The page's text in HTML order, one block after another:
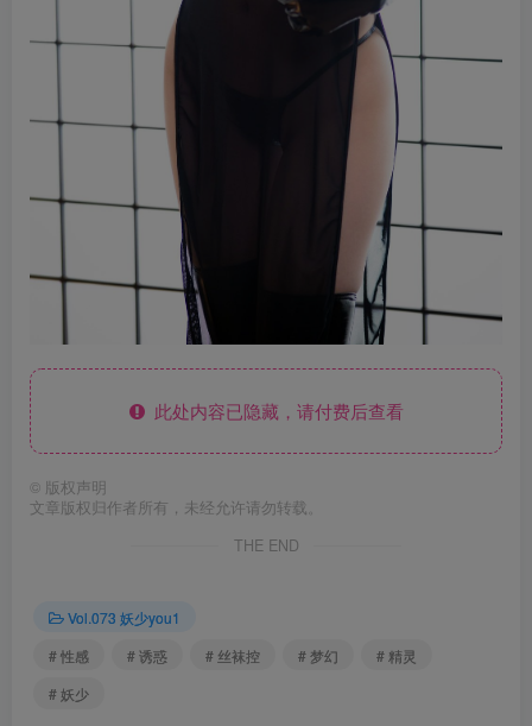
此处内容已隐藏，请付费后查看
© 版权声明
文章版权归作者所有，未经允许请勿转载。
THE END
Vol.073 妖少you1
# 性感
# 诱惑 # 丝袜控 # 梦幻
# 精灵
# 妖少